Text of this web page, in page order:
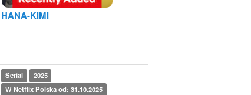
HANA-KIMI
Serial
2025
W Netflix Polska od: 31.10.2025